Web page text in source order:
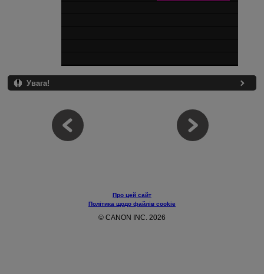
Увага!
Про цей сайт
Політика щодо файлів cookie
© CANON INC. 2026